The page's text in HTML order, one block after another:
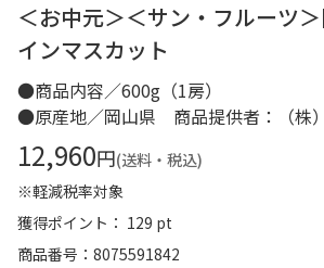
＜お中元＞＜サン・フルーツ
インマスカット
●商品内容／600g（1房）
●原産地／岡山県 商品提供者：（株
12,960円(送料・税込)
※軽減税率対象
獲得ポイント： 129 pt
商品番号
8075591842